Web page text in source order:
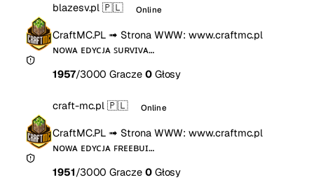
blazesv.pl 🇵🇱 Online
CraftMC.PL ➟ Strona WWW: www.craftmc.pl
ɴᴏᴡᴀ ᴇᴅʏᴄᴊᴀ ꜱᴜʀᴠɪᴠᴀ…
1957/3000 Gracze 0Głosy
craft-mc.pl 🇵🇱 Online
CraftMC.PL ➟ Strona WWW: www.craftmc.pl
ɴᴏᴡᴀ ᴇᴅʏᴄᴊᴀ ꜰʀᴇᴇʙᴜɪ…
1951/3000 Gracze 0Głosy